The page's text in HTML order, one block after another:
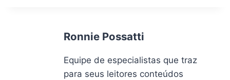
Ronnie Possatti
Equipe de especialistas que traz
para seus leitores conteúdos